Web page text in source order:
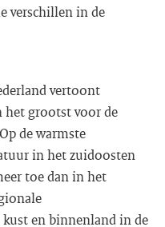
verschillen in de
vertoont
het grootst voor de
de warmste
in het zuidoosten
toe dan in het
en binnenland in de